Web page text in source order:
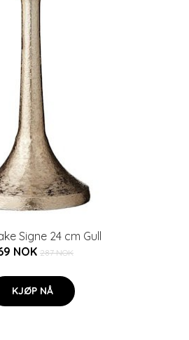
Signe 24 cm Gull
NOK 287 NOK
KJØP NÅ